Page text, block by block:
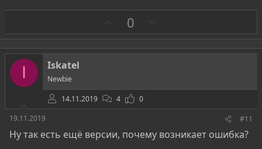
а
0
р
о
в
I Iskatel
Newbie
14.11.2019
4
0
19.11.2019
#11
Ну так есть ещё версии, почему возникает ошибка?